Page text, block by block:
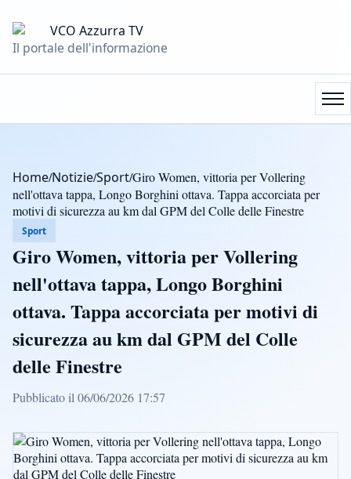
Il portale dell'informazione
Home/Notizie/Sport/Giro Women, vittoria per Vollering
nell'ottava tappa, Longo Borghini ottava. Tappa accorciata per
motivi di sicurezza au km dal GPM del Colle delle Finestre
Sport
Giro Women, vittoria per Vollering
nell'ottava tappa, Longo Borghini
ottava. Tappa accorciata per motivi di
sicurezza au km dal GPM del Colle
delle Finestre
Pubblicato il 06/06/2026 17:57